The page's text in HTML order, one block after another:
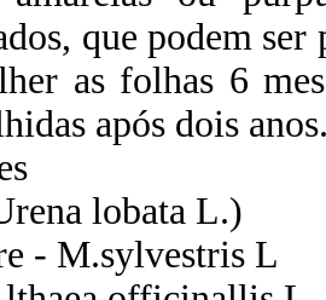
que podem ser
as folhas 6
após dois
lobata L.)
- M.sylvestris L